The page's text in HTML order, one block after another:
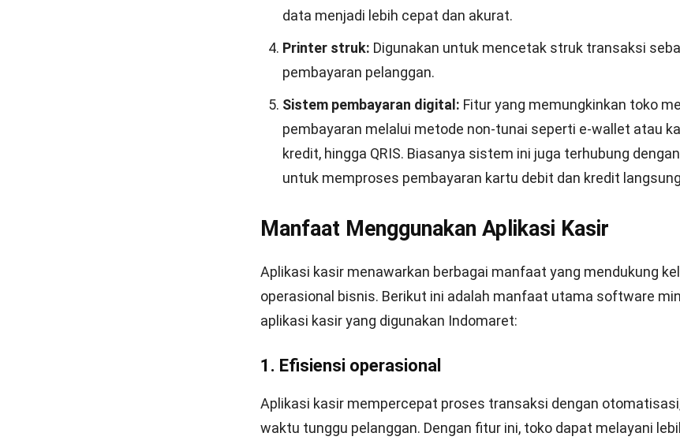
data menjadi lebih cepat dan akurat.
Printer struk: Digunakan untuk mencetak struk transaksi
pembayaran pelanggan.
Sistem pembayaran digital: Fitur yang memungkinkan toko
pembayaran melalui metode non-tunai seperti e-wallet atau
kredit, hingga QRIS. Biasanya sistem ini juga terhubung
untuk memproses pembayaran kartu debit dan kredit
Manfaat Menggunakan Aplikasi Kasir
Aplikasi kasir menawarkan berbagai manfaat yang mendukung
operasional bisnis. Berikut ini adalah manfaat utama software
aplikasi kasir yang digunakan Indomaret:
1. Efisiensi operasional
Aplikasi kasir mempercepat proses transaksi dengan
waktu tunggu pelanggan. Dengan fitur ini, toko dapat melayani